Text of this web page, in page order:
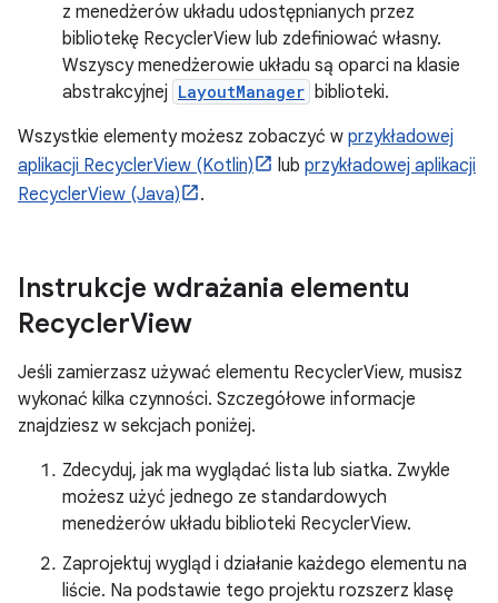
z menedżerów układu udostępnianych przez
bibliotekę RecyclerView lub zdefiniować własny.
Wszyscy menedżerowie układu są oparci na klasie
abstrakcyjnej LayoutManager biblioteki.
Wszystkie elementy możesz zobaczyć w przykładowej
aplikacji RecyclerView (Kotlin)
lub przykładowej aplikacji
RecyclerView (Java)
.
Instrukcje wdrażania elementu
RecyclerView
Jeśli zamierzasz używać elementu RecyclerView, musisz
wykonać kilka czynności. Szczegółowe informacje
znajdziesz w sekcjach poniżej.
Zdecyduj, jak ma wyglądać lista lub siatka. Zwykle
możesz użyć jednego ze standardowych
menedżerów układu biblioteki RecyclerView.
Zaprojektuj wygląd i działanie każdego elementu na
liście. Na podstawie tego projektu rozszerz klasę